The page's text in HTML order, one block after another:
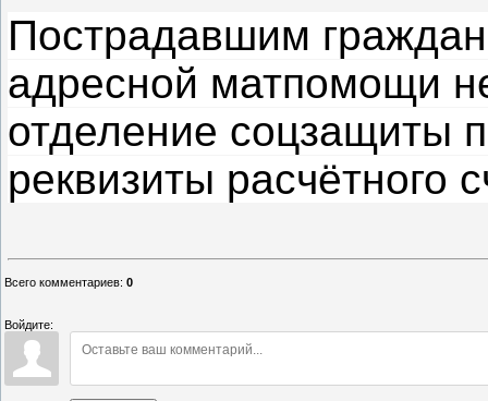
Пострадавшим
адресной матпомощи
отделение соцзащиты
реквизиты расчётного
Всего комментариев: 0
Войдите: